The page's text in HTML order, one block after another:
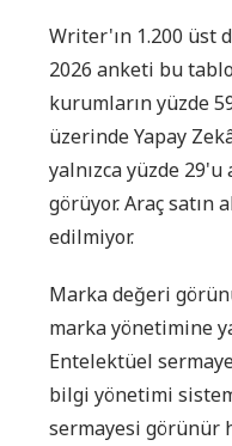
Writer'ın 1.200 üst
2026 anketi bu
kurumların yüzde
üzerinde Yapay
yalnızca yüzde
görüyor. Araç satın
edilmiyor.
Marka değeri
marka yönetimine
Entelektüel
bilgi yönetimi
sermayesi görünür